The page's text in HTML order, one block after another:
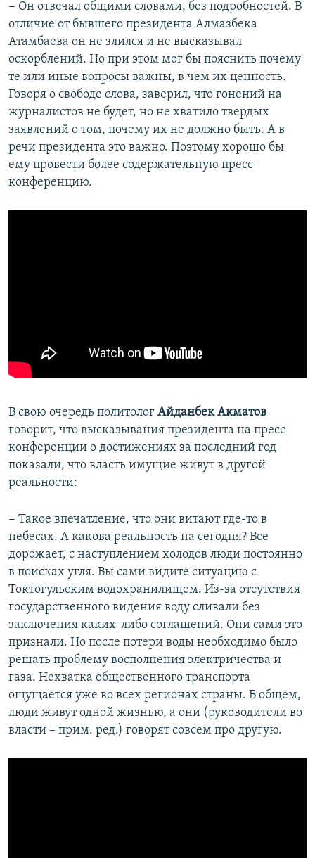
− Он отвечал общими словами, без подробностей. В
отличие от бывшего президента Алмазбека
Атамбаева он не злился и не высказывал
оскорблений. Но при этом мог бы пояснить почему
те или иные вопросы важны, в чем их ценность.
Говоря о свободе слова, заверил, что гонений на
журналистов не будет, но не хватило твердых
заявлений о том, почему их не должно быть. А в
речи президента это важно. Поэтому хорошо бы
ему провести более содержательную пресс-
конференцию.
В свою очередь политолог Айданбек Акматов
говорит, что высказывания президента на пресс-
конференции о достижениях за последний год
показали, что власть имущие живут в другой
реальности:
− Такое впечатление, что они витают где-то в
небесах. А какова реальность на сегодня? Все
дорожает, с наступлением холодов люди постоянно
в поисках угля. Вы сами видите ситуацию с
Токтогульским водохранилищем. Из-за отсутствия
государственного видения воду сливали без
заключения каких-либо соглашений. Они сами это
признали. Но после потери воды необходимо было
решать проблему восполнения электричества и
газа. Нехватка общественного транспорта
ощущается уже во всех регионах страны. В общем,
люди живут одной жизнью, а они (руководители во
власти – прим. ред.) говорят совсем про другую.